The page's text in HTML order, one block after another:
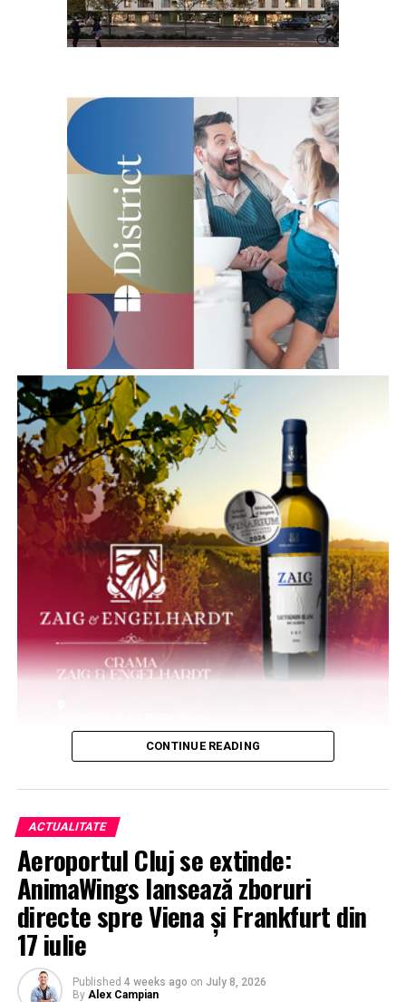
CONTINUE READING
ACTUALITATE
Aeroportul Cluj se extinde:
AnimaWings lansează zboruri
directe spre Viena și Frankfurt din
17 iulie
Published 4 weeks ago on July 8, 2026
By Alex Campian